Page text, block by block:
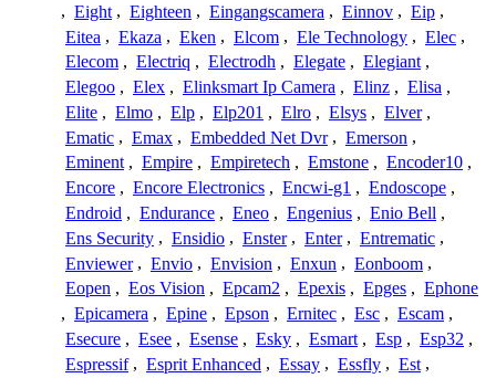
, Eight , Eighteen , Eingangscamera , Einnov , Eip ,
Eitea , Ekaza , Eken , Elcom , Ele Technology , Elec ,
Elecom , Electriq , Electrodh , Elegate , Elegiant ,
Elegoo , Elex , Elinksmart Ip Camera , Elinz , Elisa ,
Elite , Elmo , Elp , Elp201 , Elro , Elsys , Elver ,
Ematic , Emax , Embedded Net Dvr , Emerson ,
Eminent , Empire , Empiretech , Emstone , Encoder10 ,
Encore , Encore Electronics , Encwi-g1 , Endoscope ,
Endroid , Endurance , Eneo , Engenius , Enio Bell ,
Ens Security , Ensidio , Enster , Enter , Entrematic ,
Enviewer , Envio , Envision , Enxun , Eonboom ,
Eopen , Eos Vision , Epcam2 , Epexis , Epges , Ephone
, Epicamera , Epine , Epson , Ernitec , Esc , Escam ,
Esecure , Esee , Esense , Esky , Esmart , Esp , Esp32 ,
Espressif , Esprit Enhanced , Essay , Essfly , Est ,